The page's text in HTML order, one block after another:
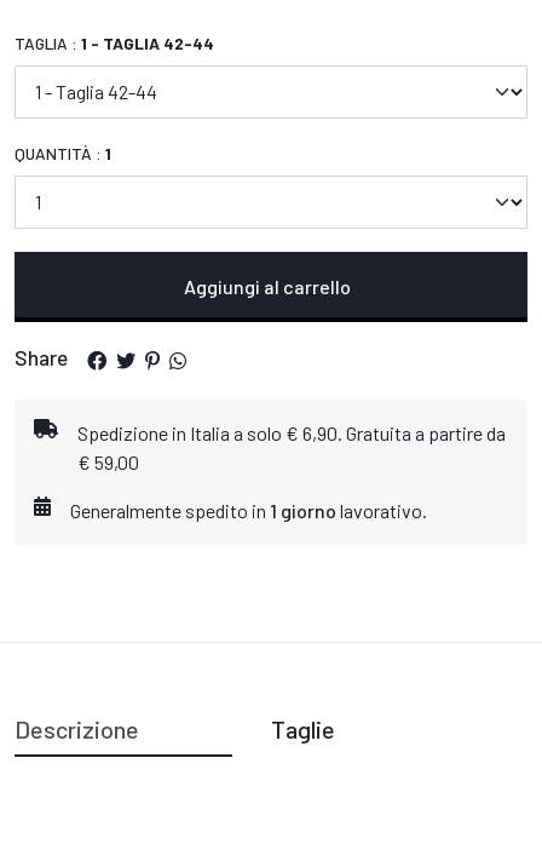
TAGLIA : 1 - TAGLIA 42-44
QUANTITÀ : 1
Aggiungi al carrello
Share
Spedizione in Italia a solo € 6,90. Gratuita a partire da
€ 59,00
Generalmente spedito in 1 giorno lavorativo.
Descrizione Taglie